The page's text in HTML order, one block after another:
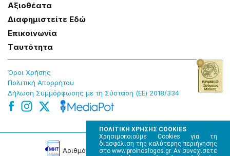
ΠΟΛΙΤΙΚΗ ΧΡΗΣΗΣ COOKIES
Χρησιμοποιούμε Cookies για τη
διασφάλιση της καλύτερης περιήγησης
στο www.proinoslogos.gr. Αν συνεχίσετε
Αξɩοθέατα
Δɩαφημɩστείτε Εδώ
Επɩκοɩνωνία
Tαυτότητα
Όροɩ Χρήσης
Πολɩτɩκή Απορρήτου
Δήλωση Συμμόρφωσης με τη Σύσταση (ΕΕ) 2018/334
Αρɩθμός Πɩστοποίησης Μ.Η.Τ. 220242